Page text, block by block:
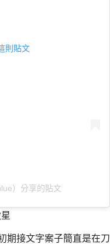
則貼文
）分享的貼文
期接文字案子簡直是在刀